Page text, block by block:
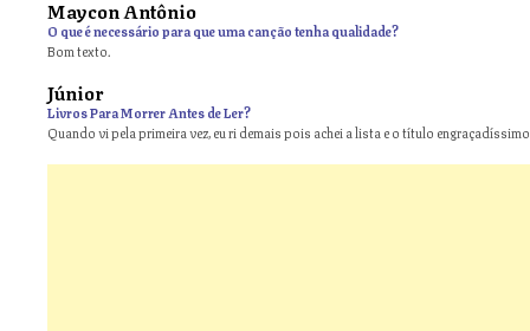
Maycon Antônio
O que é necessário para que uma canção tenha qualidade?
Bom texto.
Júnior
Livros Para Morrer Antes de Ler?
Quando vi pela primeira vez, eu ri demais pois achei a lista e o título